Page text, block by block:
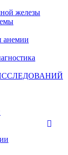
железы
анемии